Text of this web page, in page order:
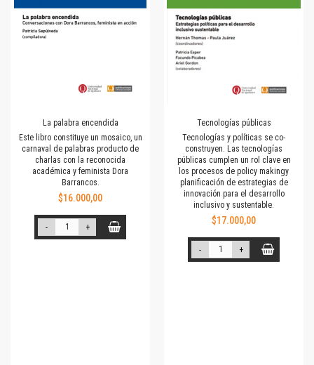
La palabra encendida
Este libro constituye un mosaico, un
carnaval de palabras producto de
charlas con la reconocida
académica y feminista Dora
Barrancos.
$16.000,00
- +
Tecnologías públicas
Tecnologías y políticas se co-
construyen. Las tecnologías
públicas cumplen un rol clave en
los procesos de policy makingy
planificación de estrategias de
innovación para el desarrollo
inclusivo y sustentable.
$17.000,00
- +